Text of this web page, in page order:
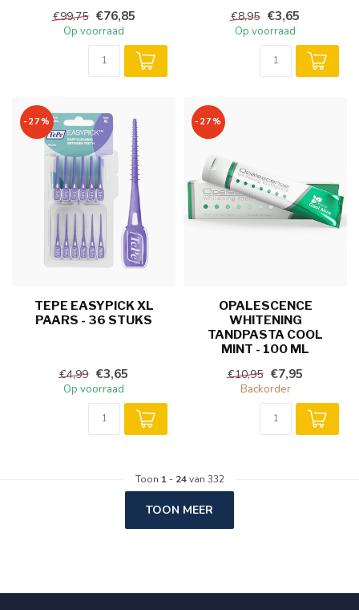
€99,75 €76,85
Op voorraad
€8,95 €3,65
Op voorraad
-27%
TEPE EASYPICK XL
PAARS - 36 STUKS
€4,99 €3,65
Op voorraad
-27%
OPALESCENCE
WHITENING
TANDPASTA COOL
MINT - 100 ML
€10,95 €7,95
Backorder
Toon 1- 24van 332
TOON MEER